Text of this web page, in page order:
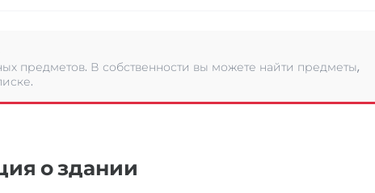
предметов. В собственности вы можете найти предметы,
о здании